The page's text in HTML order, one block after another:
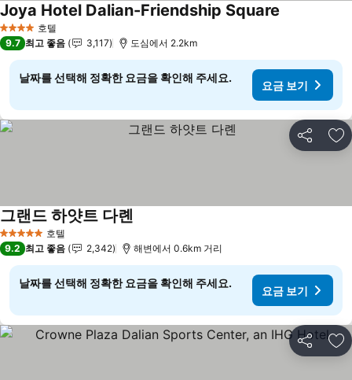
4 성급 호텔
Joya Hotel Dalian-Friendship Square
9.7 최고 좋음 3,117 도심에서 2.2km
날짜를 선택해 정확한 요금을 확인해 주세요.
요금 보기
공유 즐
5 성급 호텔
그랜드 하얏트 다롄
9.2 최고 좋음 2,342 해변에서 0.6km 거리
날짜를 선택해 정확한 요금을 확인해 주세요.
요금 보기
공유 즐